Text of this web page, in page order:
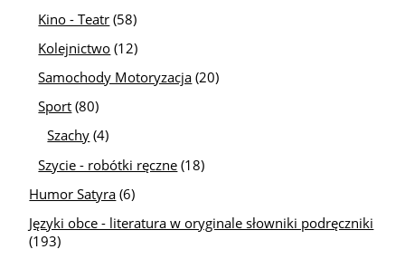
Kino - Teatr (58)
Kolejnictwo (12)
Samochody Motoryzacja (20)
Sport (80)
Szachy (4)
Szycie - robótki ręczne (18)
Humor Satyra (6)
Języki obce - literatura w oryginale słowniki podręczniki
(193)